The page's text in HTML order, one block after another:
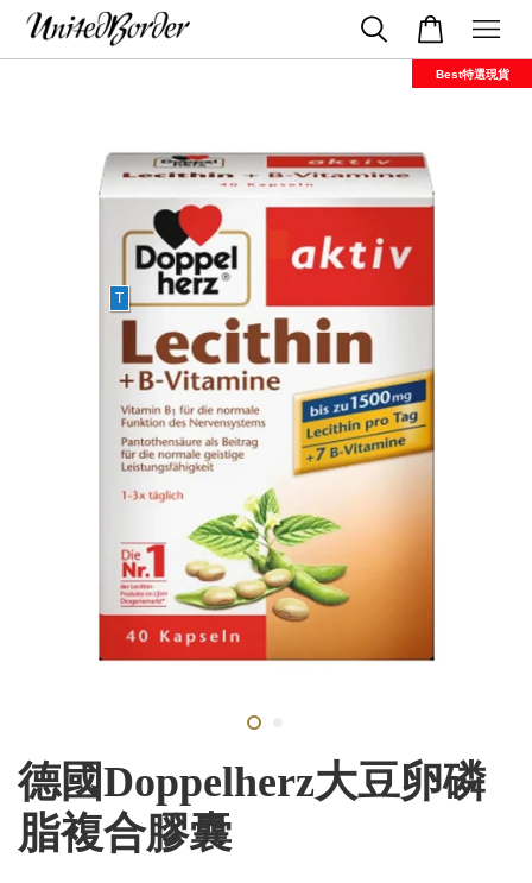
Best特選現貨
德國Doppelherz大豆卵磷
脂複合膠囊
T